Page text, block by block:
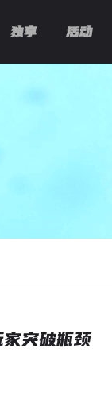
独享 活动
突破瓶颈